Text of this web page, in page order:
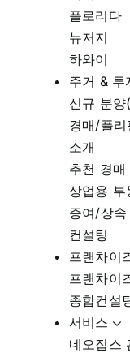
플로리다
뉴저지
하와이
주거 & 투
신규 분양
경매/플리
소개
추천 경매
상업용 부
증여/상속
컨설팅
프랜차이
프랜차이
종합컨설
서비스
네오집스